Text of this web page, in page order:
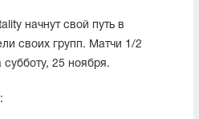
начнут свой путь в
своих групп. Матчи 1/2
25 ноября.